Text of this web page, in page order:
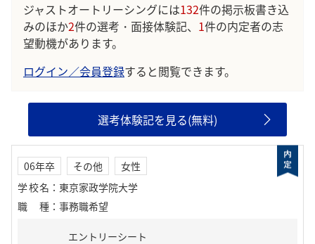
ジャストオートリーシングには132件の掲示板書き込
みのほか2件の選考・面接体験記、 1件の内定者の志
望動機があります。
ログイン／会員登録すると閲覧できます。
選考体験記を見る(無料)
06年卒 その他
女性
学校名 ： 東京家政学院大学
職種 ： 事務職希望
エントリーシート